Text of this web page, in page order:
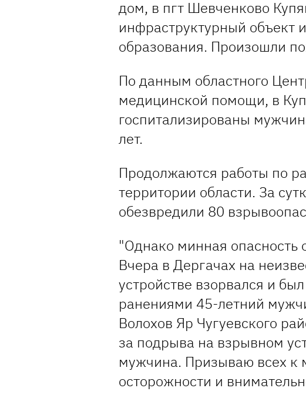
дом, в пгт Шевченково
инфраструктурный объект
образования. Произошли
По данным областного
медицинской помощи, в
госпитализированы
лет.
Продолжаются работы по
территории области. За
обезвредили 80
"Однако минная опасность
Вчера в Дергачах на
устройстве взорвался и
ранениями 45-летний
Волохов Яр Чугуевского
за подрыва на взрывном
мужчина. Призываю всех к
осторожности и